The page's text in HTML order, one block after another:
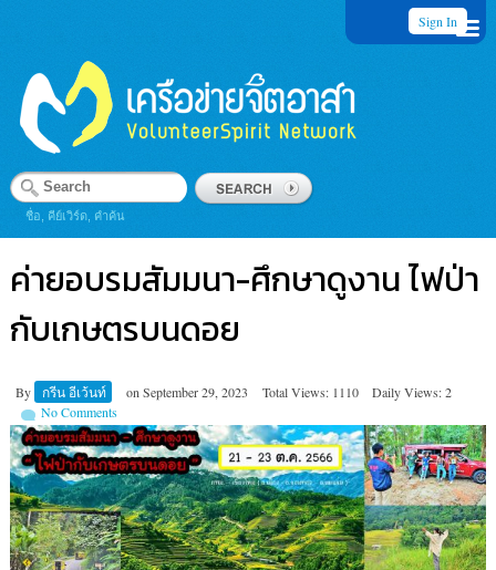
Sign In
ชื่อ, คีย์เวิร์ด, คำค้น
ค่ายอบรมสัมมนา-ศึกษาดูงาน ไฟป่า
กับเกษตรบนดอย
By กรีน อีเว้นท์ on September 29, 2023 Total Views: 1110
Daily Views: 2
No Comments